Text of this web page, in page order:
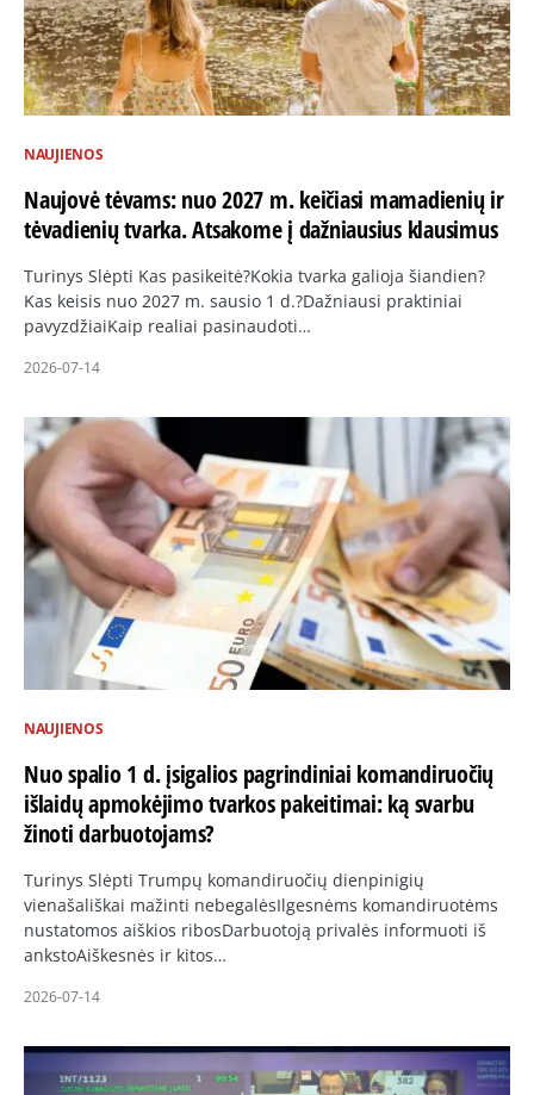
NAUJIENOS
Naujovė tėvams: nuo 2027 m. keičiasi mamadienių ir
tėvadienių tvarka. Atsakome į dažniausius klausimus
Turinys Slėpti Kas pasikeitė?Kokia tvarka galioja šiandien?
Kas keisis nuo 2027 m. sausio 1 d.?Dažniausi praktiniai
pavyzdžiaiKaip realiai pasinaudoti…
2026-07-14
NAUJIENOS
Nuo spalio 1 d. įsigalios pagrindiniai komandiruočių
išlaidų apmokėjimo tvarkos pakeitimai: ką svarbu
žinoti darbuotojams?
Turinys Slėpti Trumpų komandiruočių dienpinigių
vienašališkai mažinti nebegalėsIlgesnėms komandiruotėms
nustatomos aiškios ribosDarbuotoją privalės informuoti iš
ankstoAiškesnės ir kitos…
2026-07-14